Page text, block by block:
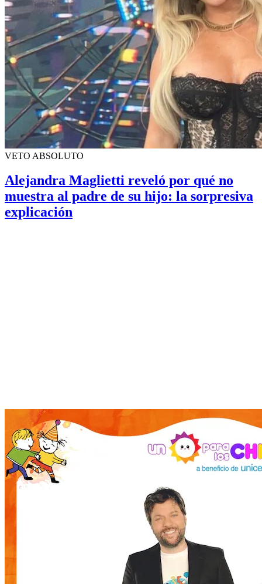
VETO ABSOLUTO
Alejandra Maglietti reveló por qué no
muestra al padre de su hijo: la sorpresiva
explicación